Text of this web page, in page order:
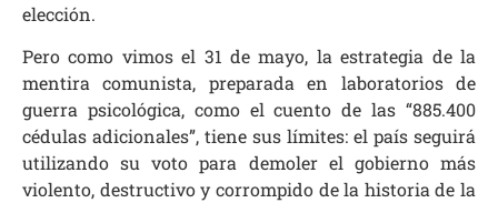
elección.
Pero como vimos el 31 de mayo, la estrategia de la
mentira comunista, preparada en laboratorios de
guerra psicológica, como el cuento de las “885.400
cédulas adicionales”, tiene sus límites: el país seguirá
utilizando su voto para demoler el gobierno más
violento, destructivo y corrompido de la historia de la